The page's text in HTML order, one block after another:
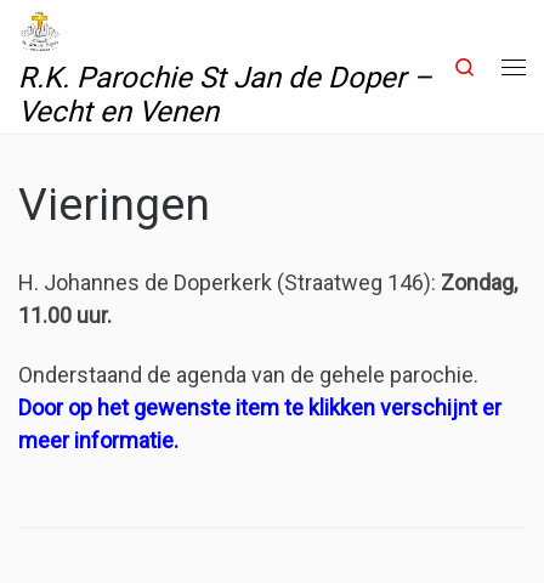
Skip to content
R.K. Parochie St Jan de Doper –
Vecht en Venen
Search
Vieringen
H. Johannes de Doperkerk (Straatweg 146): Zondag,
11.00 uur.
Onderstaand de agenda van de gehele parochie.
Door op het gewenste item te klikken verschijnt er
meer informatie.